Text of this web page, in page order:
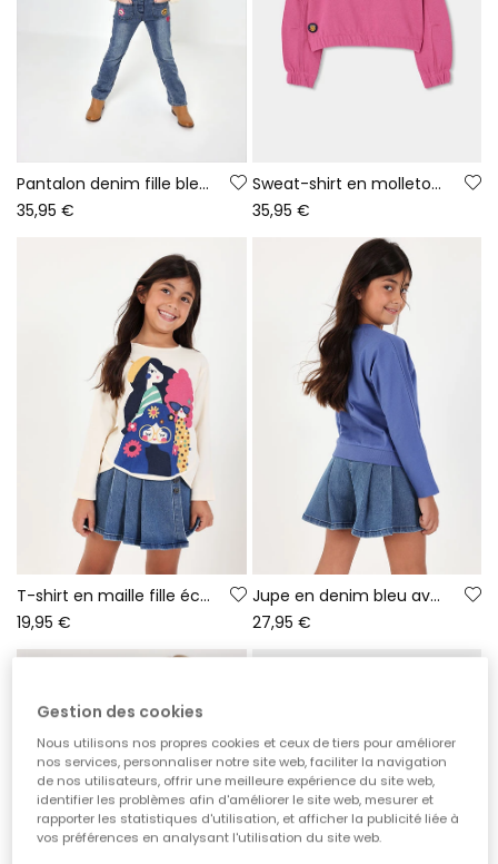
Pantalon denim fille bleu avec patches de fleurs
35,95 €
Sweat-shirt en molleton fille fraise à capuche imprimée
35,95 €
T-shirt en maille fille écru imprimé amies
19,95 €
Jupe en denim bleu avec boutons
27,95 €
Gestion des cookies
Nous utilisons nos propres cookies et ceux de tiers pour améliorer
nos services, personnaliser notre site web, faciliter la navigation
de nos utilisateurs, offrir une meilleure expérience du site web,
identifier les problèmes afin d'améliorer le site web, mesurer et
rapporter les statistiques d'utilisation, et afficher la publicité liée à
vos préférences en analysant l'utilisation du site web.